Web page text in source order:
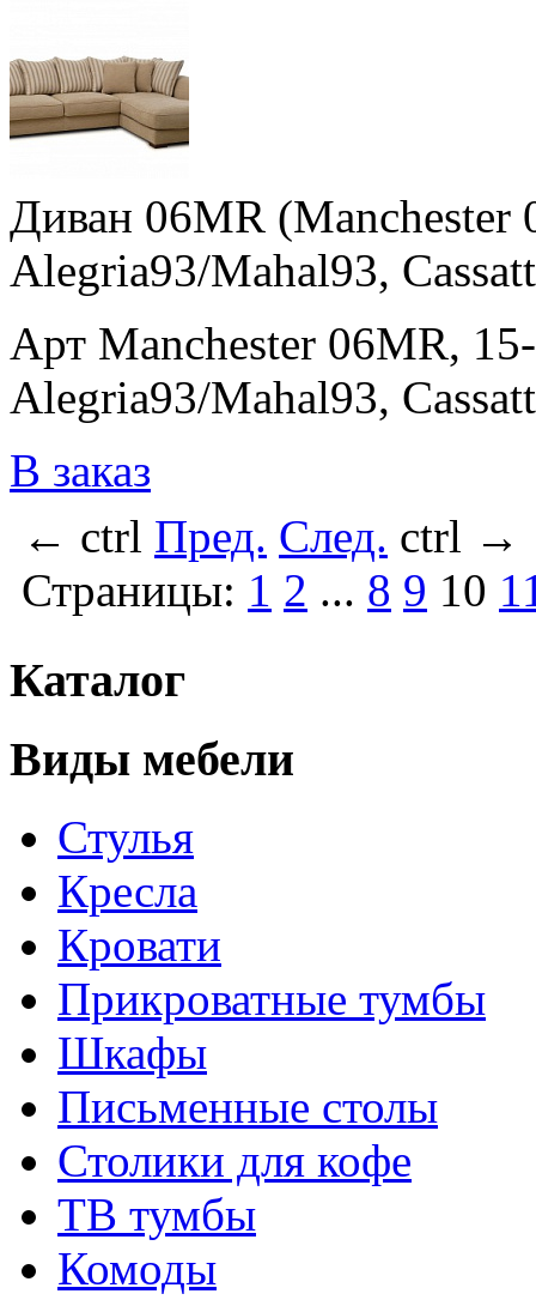
Диван 06MR (Manchester
Alegria93/Mahal93,
Арт Manchester 06MR,
Alegria93/Mahal93,
В заказ
← ctrl Пред. След. ctrl →
Страницы: 1 2 ... 8 9 10
Каталог
Виды мебели
Стулья
Кресла
Кровати
Прикроватные тумбы
Шкафы
Письменные столы
Столики для кофе
ТВ тумбы
Комоды